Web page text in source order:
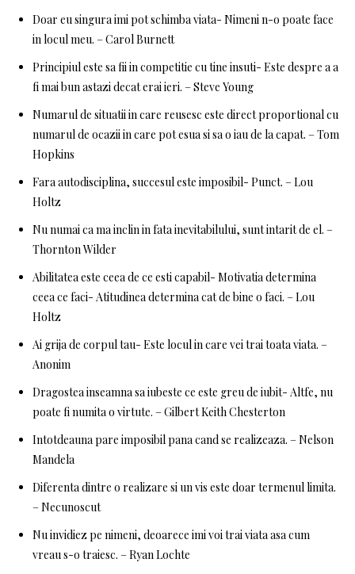
Doar eu singura imi pot schimba viata- Nimeni n-o poate face
in locul meu. – Carol Burnett
Principiul este sa fii in competitie cu tine insuti- Este despre a a
fi mai bun astazi decat erai ieri. – Steve Young
Numarul de situatii in care reusesc este direct proportional cu
numarul de ocazii in care pot esua si sa o iau de la capat. – Tom
Hopkins
Fara autodisciplina, succesul este imposibil- Punct. – Lou
Holtz
Nu numai ca ma inclin in fata inevitabilului, sunt intarit de el. –
Thornton Wilder
Abilitatea este ceea de ce esti capabil- Motivatia determina
ceea ce faci- Atitudinea determina cat de bine o faci. – Lou
Holtz
Ai grija de corpul tau- Este locul in care vei trai toata viata. –
Anonim
Dragostea inseamna sa iubeste ce este greu de iubit- Altfe, nu
poate fi numita o virtute. – Gilbert Keith Chesterton
Intotdeauna pare imposibil pana cand se realizeaza. – Nelson
Mandela
Diferenta dintre o realizare si un vis este doar termenul limita.
– Necunoscut
Nu invidiez pe nimeni, deoarece imi voi trai viata asa cum
vreau s-o traiesc. – Ryan Lochte